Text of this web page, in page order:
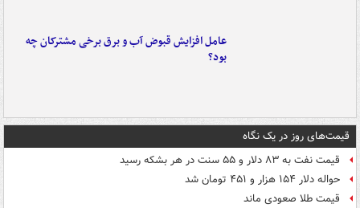
عامل افزایش قبوض آب و برق برخی مشترکان چه
بود؟
قیمت‌های روز در یک نگاه
قیمت نفت به ۸۳ دلار و ۵۵ سنت در هر بشکه رسید
حواله دلار ۱۵۴ هزار و ۴۵۱ تومان شد
قیمت طلا صعودی ماند